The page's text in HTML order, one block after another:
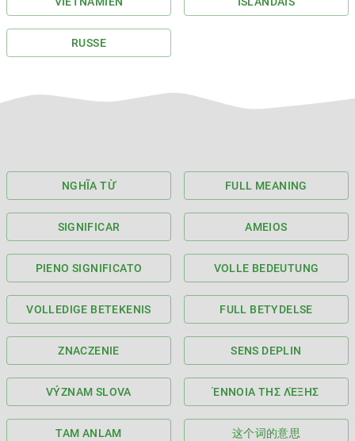
RUSSE
NGHĨA TỪ FULL MEANING
SIGNIFICAR AMEIOS
PIENO SIGNIFICATO VOLLE BEDEUTUNG
VOLLEDIGE BETEKENIS FULL BETYDELSE
ZNACZENIE SENS DEPLIN
VÝZNAM SLOVA ΈΝΝΟΙΑ ΤΗΣ ΛΈΞΗΣ
TAM ANLAM 这个词的意思